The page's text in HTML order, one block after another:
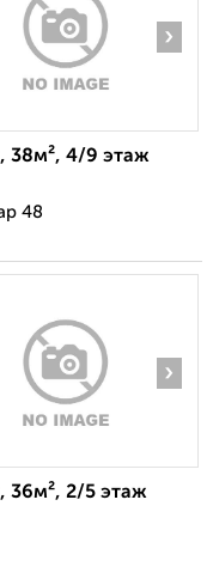
›
38м², 4/9 этаж
48
›
36м², 2/5 этаж